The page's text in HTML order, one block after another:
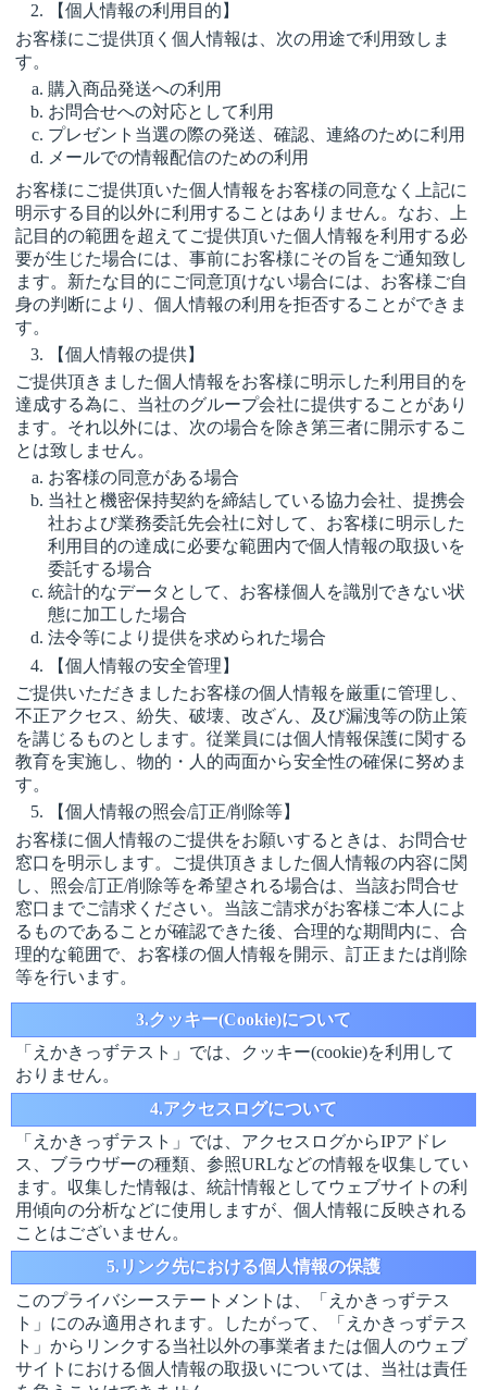
【個人情報の利用目的】
お客様にご提供頂く個人情報は、次の用途で利用致しま
す。
購入商品発送への利用
お問合せへの対応として利用
プレゼント当選の際の発送、確認、連絡のために利用
メールでの情報配信のための利用
お客様にご提供頂いた個人情報をお客様の同意なく上記に
明示する目的以外に利用することはありません。なお、上
記目的の範囲を超えてご提供頂いた個人情報を利用する必
要が生じた場合には、事前にお客様にその旨をご通知致し
ます。新たな目的にご同意頂けない場合には、お客様ご自
身の判断により、個人情報の利用を拒否することができま
す。
【個人情報の提供】
ご提供頂きました個人情報をお客様に明示した利用目的を
達成する為に、当社のグループ会社に提供することがあり
ます。それ以外には、次の場合を除き第三者に開示するこ
とは致しません。
お客様の同意がある場合
当社と機密保持契約を締結している協力会社、提携会
社および業務委託先会社に対して、お客様に明示した
利用目的の達成に必要な範囲内で個人情報の取扱いを
委託する場合
統計的なデータとして、お客様個人を識別できない状
態に加工した場合
法令等により提供を求められた場合
【個人情報の安全管理】
ご提供いただきましたお客様の個人情報を厳重に管理し、
不正アクセス、紛失、破壊、改ざん、及び漏洩等の防止策
を講じるものとします。従業員には個人情報保護に関する
教育を実施し、物的・人的両面から安全性の確保に努めま
す。
【個人情報の照会/訂正/削除等】
お客様に個人情報のご提供をお願いするときは、お問合せ
窓口を明示します。ご提供頂きました個人情報の内容に関
し、照会/訂正/削除等を希望される場合は、当該お問合せ
窓口までご請求ください。当該ご請求がお客様ご本人によ
るものであることが確認できた後、合理的な期間内に、合
理的な範囲で、お客様の個人情報を開示、訂正または削除
等を行います。
3.クッキー(Cookie)について
「えかきっずテスト」では、クッキー(cookie)を利用して
おりません。
4.アクセスログについて
「えかきっずテスト」では、アクセスログからIPアドレ
ス、ブラウザーの種類、参照URLなどの情報を収集してい
ます。収集した情報は、統計情報としてウェブサイトの利
用傾向の分析などに使用しますが、個人情報に反映される
ことはございません。
5.リンク先における個人情報の保護
このプライバシーステートメントは、「えかきっずテス
ト」にのみ適用されます。したがって、「えかきっずテス
ト」からリンクする当社以外の事業者または個人のウェブ
サイトにおける個人情報の取扱いについては、当社は責任